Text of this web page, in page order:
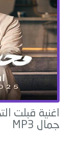
اغنية قبلت
جمال